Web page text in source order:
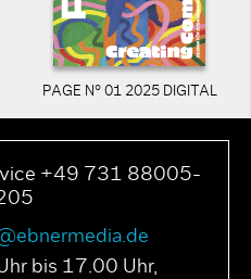
PAGE N° 01 2025 DIGITAL
+49 731 88005-
bis 17.00 Uhr,